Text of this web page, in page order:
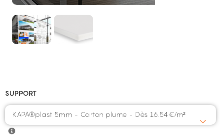
SUPPORT
KAPA®plast 5mm - Carton plume - Dès 16.54€/m²